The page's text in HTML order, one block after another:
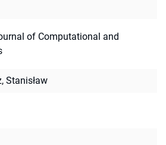
of Computational and
Stanisław